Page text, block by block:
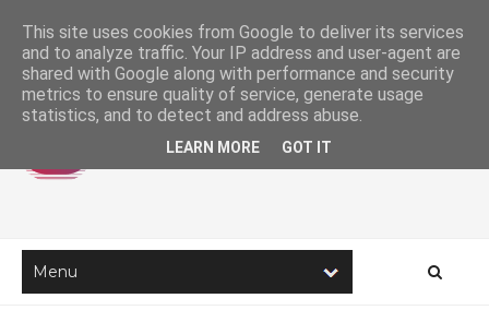
This site uses cookies from Google to deliver its services
and to analyze traffic. Your IP address and user-agent are
shared with Google along with performance and security
metrics to ensure quality of service, generate usage
statistics, and to detect and address abuse.
LEARN MORE GOT IT